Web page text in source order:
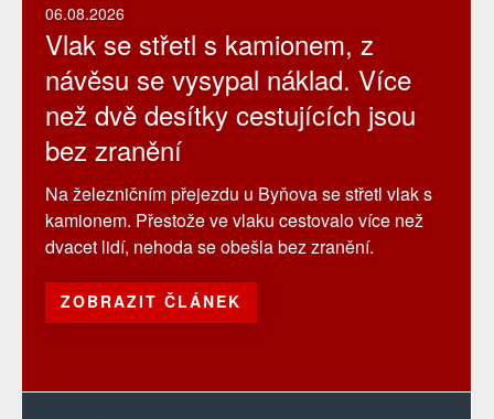
06.08.2026
Vlak se střetl s kamionem, z
návěsu se vysypal náklad. Více
než dvě desítky cestujících jsou
bez zranění
Na železničním přejezdu u Byňova se střetl vlak s
kamionem. Přestože ve vlaku cestovalo více než
dvacet lidí, nehoda se obešla bez zranění.
ZOBRAZIT ČLÁNEK